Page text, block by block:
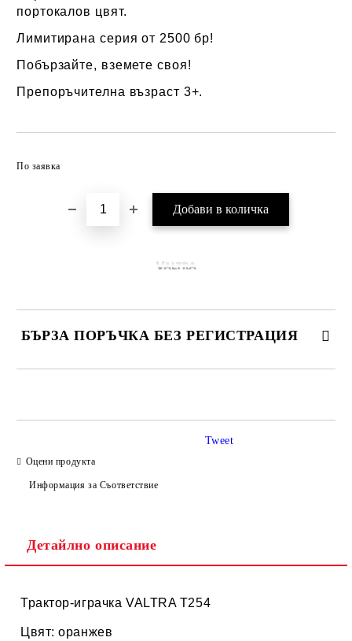
портокалов цвят.
Лимитирана серия от 2500 бр!
Побързайте, вземете своя!
Препоръчителна възраст 3+.
По заявка
БЪРЗА ПОРЪЧКА БЕЗ РЕГИСТРАЦИЯ
Оцени продукта
Информация за Съответствие
Tweet
Детайлно описание
Трактор-играчка VALTRA T254
Цвят: оранжев